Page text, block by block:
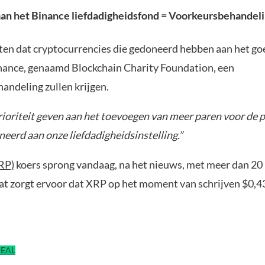
het Binance liefdadigheidsfond =
dat cryptocurrencies die gedoneerd hebben aan het
genaamd Blockchain Charity Foundation, een
zullen krijgen.
geven aan het toevoegen van meer paren voor de
aan onze liefdadigheidsinstelling.”
koers sprong vandaag, na het nieuws, met meer dan
zorgt ervoor dat XRP op het moment van schrijven